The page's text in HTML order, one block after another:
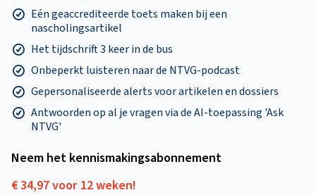
Eén geaccrediteerde toets maken bij een
nascholingsartikel
Het tijdschrift 3 keer in de bus
Onbeperkt luisteren naar de NTVG-podcast
Gepersonaliseerde alerts voor artikelen en dossiers
Antwoorden op al je vragen via de AI-toepassing 'Ask
NTVG'
Neem het kennismakings­abonnement
€ 34,97 voor 12 weken!